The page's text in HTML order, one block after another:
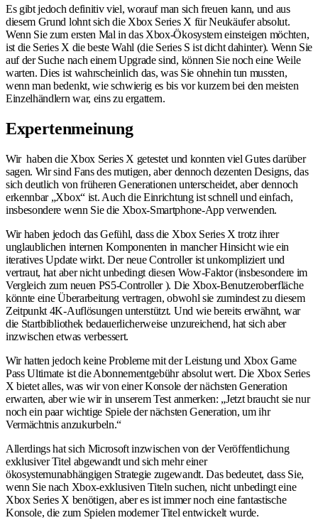
Es gibt jedoch definitiv viel, worauf man sich freuen kann, und aus
diesem Grund lohnt sich die Xbox Series X für Neukäufer absolut.
Wenn Sie zum ersten Mal in das Xbox-Ökosystem einsteigen möchten,
ist die Series X die beste Wahl (die Series S ist dicht dahinter). Wenn Sie
auf der Suche nach einem Upgrade sind, können Sie noch eine Weile
warten. Dies ist wahrscheinlich das, was Sie ohnehin tun mussten,
wenn man bedenkt, wie schwierig es bis vor kurzem bei den meisten
Einzelhändlern war, eins zu ergattern.
Expertenmeinung
Wir haben die Xbox Series X getestet und konnten viel Gutes darüber
sagen. Wir sind Fans des mutigen, aber dennoch dezenten Designs, das
sich deutlich von früheren Generationen unterscheidet, aber dennoch
erkennbar „Xbox“ ist. Auch die Einrichtung ist schnell und einfach,
insbesondere wenn Sie die Xbox-Smartphone-App verwenden.
Wir haben jedoch das Gefühl, dass die Xbox Series X trotz ihrer
unglaublichen internen Komponenten in mancher Hinsicht wie ein
iteratives Update wirkt. Der neue Controller ist unkompliziert und
vertraut, hat aber nicht unbedingt diesen Wow-Faktor (insbesondere im
Vergleich zum neuen PS5-Controller ). Die Xbox-Benutzeroberfläche
könnte eine Überarbeitung vertragen, obwohl sie zumindest zu diesem
Zeitpunkt 4K-Auflösungen unterstützt. Und wie bereits erwähnt, war
die Startbibliothek bedauerlicherweise unzureichend, hat sich aber
inzwischen etwas verbessert.
Wir hatten jedoch keine Probleme mit der Leistung und Xbox Game
Pass Ultimate ist die Abonnementgebühr absolut wert. Die Xbox Series
X bietet alles, was wir von einer Konsole der nächsten Generation
erwarten, aber wie wir in unserem Test anmerken: „Jetzt braucht sie nur
noch ein paar wichtige Spiele der nächsten Generation, um ihr
Vermächtnis anzukurbeln.“
Allerdings hat sich Microsoft inzwischen von der Veröffentlichung
exklusiver Titel abgewandt und sich mehr einer
ökosystemunabhängigen Strategie zugewandt. Das bedeutet, dass Sie,
wenn Sie nach Xbox-exklusiven Titeln suchen, nicht unbedingt eine
Xbox Series X benötigen, aber es ist immer noch eine fantastische
Konsole, die zum Spielen moderner Titel entwickelt wurde.